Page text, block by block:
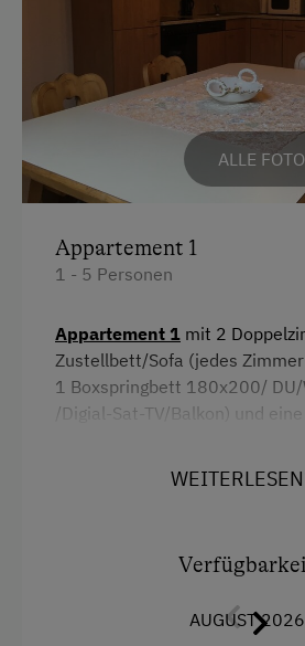
Kaffeemaschine
Mikrowelle
Geschirrspüler
WiFi
Freizeitaktivitäten am Betrieb
Umgebung
Skilift
Wintersport
ALLE
Appartement 1
1 - 5 Personen
Appartement 1 mit 2
Zustellbett/Sofa (jedes
1 Boxspringbett 180x200/ DU/
/Digial-Sat-TV/Balkon) und eine
Bohnen) mit einer gemütlichen
Bettwäsche, Hand- u.
WEITERLESEN
AUGUST 2026